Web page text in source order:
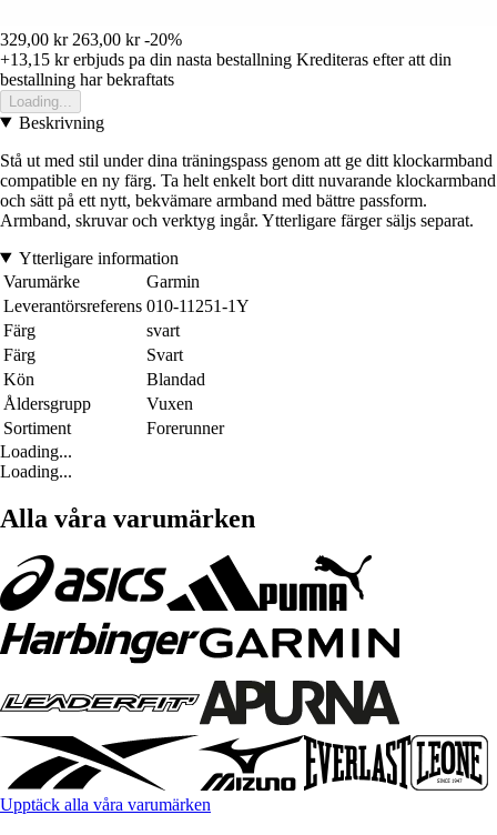
329,00 kr 263,00 kr -20%
+13,15 krerbjuds pa din nasta bestallning Krediteras efter att din
bestallning har bekraftats
Loading...
Beskrivning
Stå ut med stil under dina träningspass genom att ge ditt klockarmband
compatible en ny färg. Ta helt enkelt bort ditt nuvarande klockarmband
och sätt på ett nytt, bekvämare armband med bättre passform.
Armband, skruvar och verktyg ingår. Ytterligare färger säljs separat.
Ytterligare information
Varumärke
Garmin
Leverantörsreferens 010-11251-1Y
Färg
svart
Färg
Svart
Kön
Blandad
Åldersgrupp
Vuxen
Sortiment
Forerunner
Loading...
Loading...
Alla våra varumärken
Upptäck alla våra varumärken